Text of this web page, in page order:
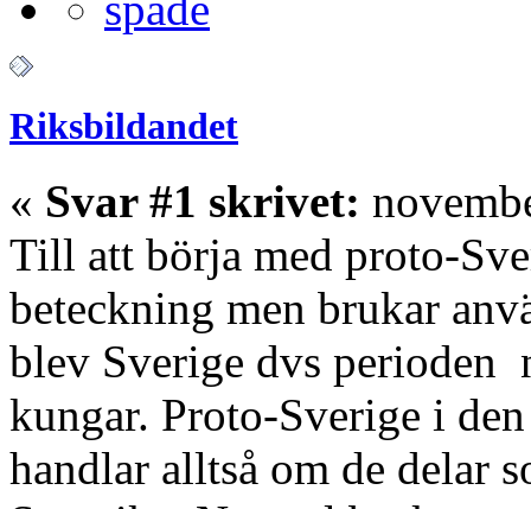
Riksbildandet
« Svar #1 skrivet:
Till att börja med proto-
beteckning men brukar
blev Sverige dvs perioden
kungar. Proto-Sverige i
handlar alltså om de delar